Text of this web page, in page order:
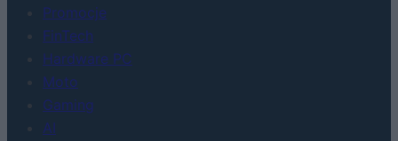
Promocje
FinTech
Hardware PC
Moto
Gaming
AI